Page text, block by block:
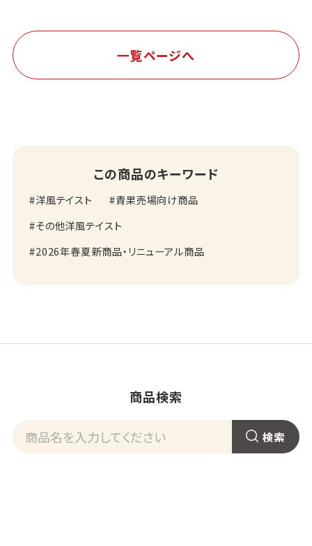
一覧ページへ
この商品のキーワード
洋風テイスト
青果売場向け商品
その他洋風テイスト
2026年春夏新商品・リニューアル商品
商品検索